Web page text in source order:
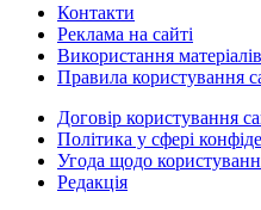
Контакти
Реклама на сайті
Використання
Правила користування
Договір користування
Політика у сфері
Угода щодо
Редакція